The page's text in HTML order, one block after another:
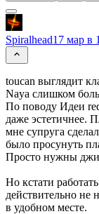
Spiralhead17 мар в
toucan выглядит
Naya слишком
По поводу Идеи
даже эстетичнее.
мне супруга
было просунуть
Просто нужны
Но кстати
действительно не
в удобном месте.